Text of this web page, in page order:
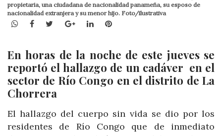
propietaria, una ciudadana de nacionalidad panameña, su esposo de
nacionalidad extranjera y su menor hijo. Foto/ilustrativa
WhatsApp
Facebook
TwitterGoogle+LinkedInPinterest
En horas de la noche de este jueves se
reportó el hallazgo de un cadáver en el
sector de Río Congo en el distrito de La
Chorrera
El hallazgo del cuerpo sin vida se dio por los
residentes de Río Congo que de inmediato